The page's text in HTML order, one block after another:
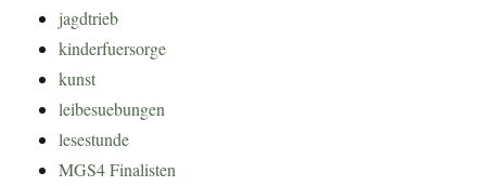
jagdtrieb
kinderfuersorge
kunst
leibesuebungen
lesestunde
MGS4 Finalisten